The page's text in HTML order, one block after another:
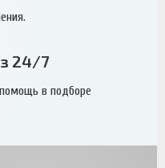
24/7
в подборе